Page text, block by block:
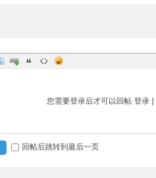
您需要登录后才可以回帖 登录|
回帖后跳转到最后一页